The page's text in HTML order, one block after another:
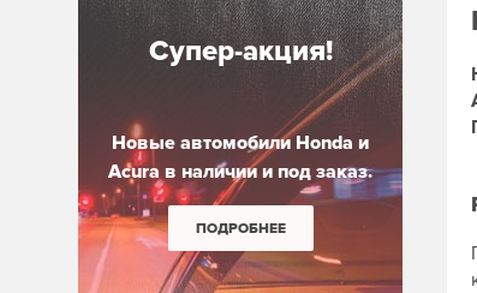
Супер-акция!
Новые автомобили Honda и
Acura в наличии и под заказ.
ПОДРОБНЕЕ